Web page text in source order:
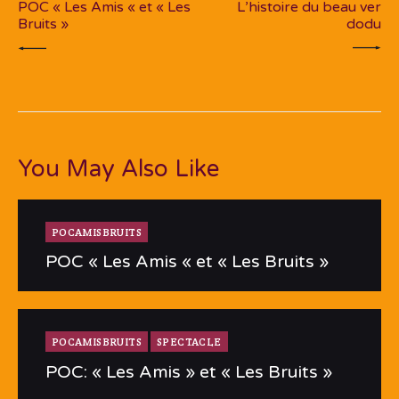
POC « Les Amis « et « Les
Bruits »
L’histoire du beau ver
dodu
You May Also Like
POCAMISBRUITS
POC « Les Amis « et « Les Bruits »
POCAMISBRUITS SPECTACLE
POC: « Les Amis » et « Les Bruits »